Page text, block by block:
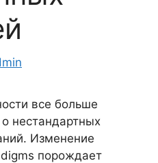
все больше
нестандартных
Изменение
порождает